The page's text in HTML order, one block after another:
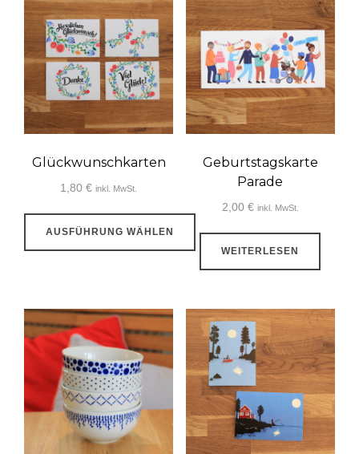
Glückwunschkarten
1,80€ inkl. MwSt.
AUSFÜHRUNG WÄHLEN
weist
mehrere
Varianten
auf.
Die
Optionen
können
Geburtstagskarte
Parade
2,00 € inkl. MwSt.
WEITERLESEN